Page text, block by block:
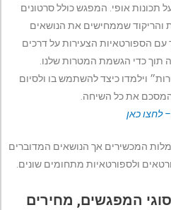
תכונות אופי. המפגש כולל סרטונים
והריקוד שממחישים את הנושאים
עם הספורטאיות הצעירות על דרכים
תוך כדי הגשמת המטרות שלנו.
וילמדו כיצד להשתמש בו ולסיום
המסכם את כל השיחה.
לחצו כאן
המכשירים אך הנושאים המדוברים
ולספורטאיות מתחומים שונים.
המפגשים, מחירים